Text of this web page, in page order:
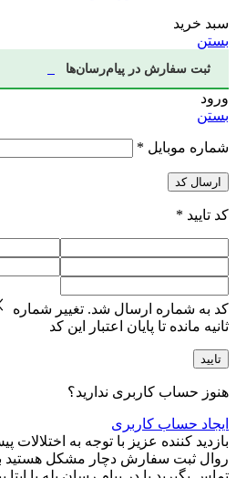
سبد خرید
بستن
ثبت سفارش در پیام‌رسان‌ها
ورود
بستن
شماره موبایل *
ارسال کد
کد تایید *
کد به شماره ارسال شد. تغییر شماره
ثانیه مانده تا پایان اعتبار این کد
تایید
هنوز حساب کاربری ندارید؟
ایجاد حساب کاربری
بازدید کننده عزیز با توجه به اختلالات